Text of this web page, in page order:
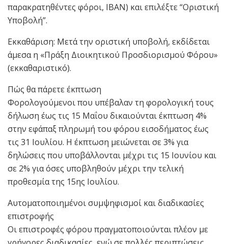
παρακρατηθέντες φόροι, IBAN) και επιλέξτε “Οριστική
Υποβολή”.
Εκκαθάριση: Μετά την οριστική υποβολή, εκδίδεται
άμεσα η «Πράξη Διοικητικού Προσδιορισμού Φόρου»
(εκκαθαριστικό).
Πώς θα πάρετε έκπτωση
Φορολογούμενοι που υπέβαλαν τη φορολογική τους
δήλωση έως τις 15 Μαΐου δικαιούνται έκπτωση 4%
στην εφάπαξ πληρωμή του φόρου εισοδήματος έως
τις 31 Ιουλίου. Η έκπτωση μειώνεται σε 3% για
δηλώσεις που υποβάλλονται μέχρι τις 15 Ιουνίου και
σε 2% για όσες υποβληθούν μέχρι την τελική
προθεσμία της 15ης Ιουλίου.
Αυτοματοποιημένοι συμψηφισμοί και διαδικασίες
επιστροφής
Οι επιστροφές φόρου πραγματοποιούνται πλέον με